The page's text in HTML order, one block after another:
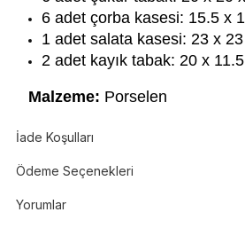
6 adet çorba kasesi: 15.5 x
1 adet salata kasesi: 23 x
2 adet kayık tabak: 20 x
Malzeme: Porselen
İade Koşulları
Ödeme Seçenekleri
Yorumlar